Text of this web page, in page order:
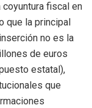
fiscal en
que la principal
no es la
de euros
estatal),
que